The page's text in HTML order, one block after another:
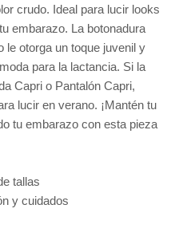
crudo. Ideal para lucir looks
embarazo. La botonadura
le otorga un toque juvenil y
para la lactancia. Si la
Capri o Pantalón Capri,
lucir en verano. ¡Mantén tu
tu embarazo con esta pieza
tallas
y cuidados